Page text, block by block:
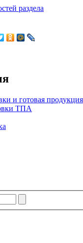
раздела
и готовая продукция
ТПА